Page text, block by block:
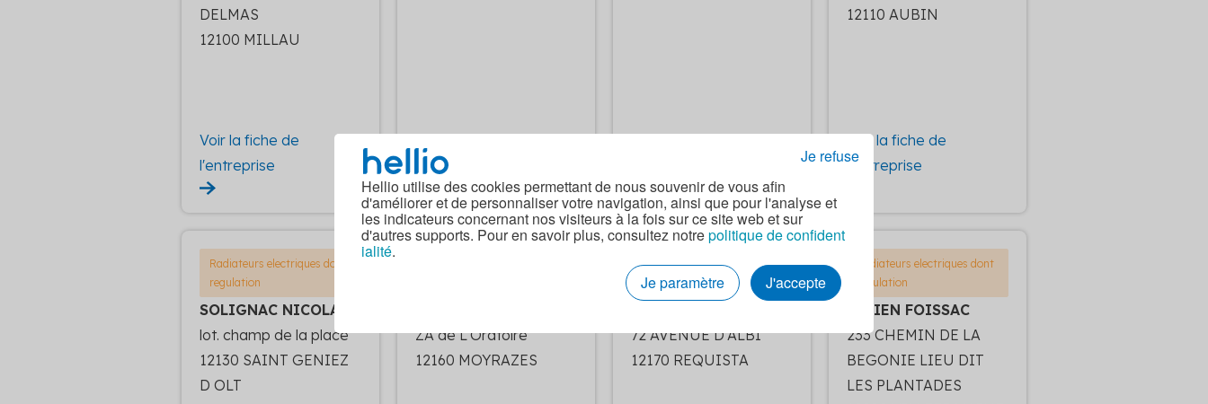
Hellio utilise des cookies permettant de nous souvenir de vous afin
d'améliorer et de personnaliser votre navigation, ainsi que pour l'analyse et
les indicateurs concernant nos visiteurs à la fois sur ce site web et sur
d'autres supports. Pour en savoir plus, consultez notrepolitique de confident
ialité.
Je paramètre
J'accepte
Je refuse
DELMAS
12100 MILLAU
Voir la fiche de
l'entreprise
Voir la fiche de
l'entreprise
Voir la fiche de
12110 AUBIN
Voir la fiche de
l'entreprise
Radiateurs electriques dont
regulation
SOLIGNAC NICOLAS
lot. champ de la place
12130 SAINT GENIEZ
D OLT
ZA de L'Oratoire
12160 MOYRAZES
Radiateurs electriques dont
regulation
72 AVENUE D'ALBI
12170 REQUISTA
Radiateurs electriques dont
regulation
FABIEN FOISSAC
233 CHEMIN DE LA
BEGONIE LIEU DIT
LES PLANTADES